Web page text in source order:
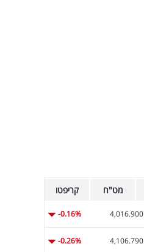
מט"ח קריפטו
4,016.900
-0.16%
4,106.790
-0.26%